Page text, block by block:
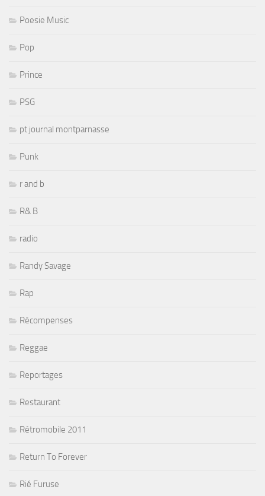
Poesie Music
Pop
Prince
PSG
pt journal montparnasse
Punk
r and b
R& B
radio
Randy Savage
Rap
Récompenses
Reggae
Reportages
Restaurant
Rétromobile 2011
Return To Forever
Rié Furuse